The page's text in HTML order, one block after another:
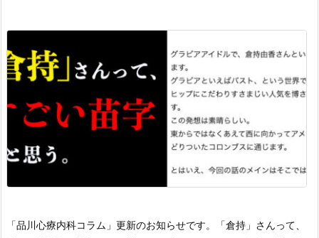
「品川心療内科コラム」更新のお知らせです。
「倉持」さんって、